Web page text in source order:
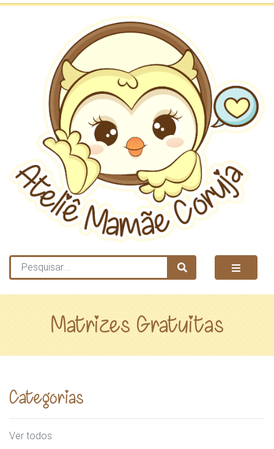
Matrizes Gratuitas
Categorias
Ver todos